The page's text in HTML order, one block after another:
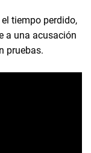
tiempo perdido,
a una acusación
pruebas.